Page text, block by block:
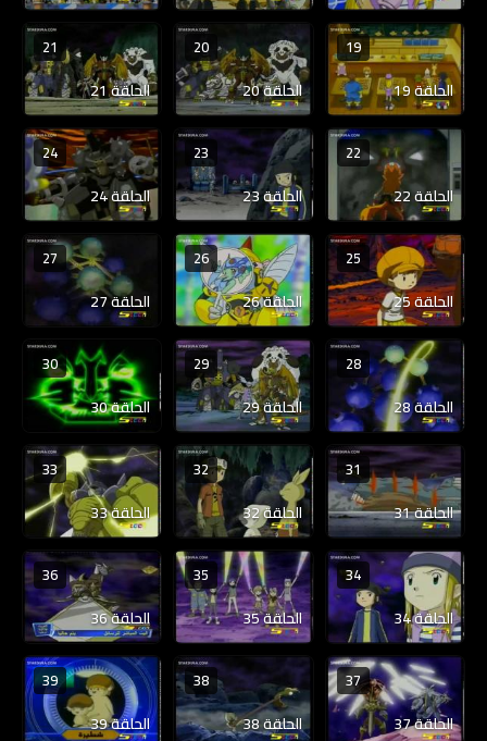
19
الحلقة 19
20
الحلقة 20
21
الحلقة 21
22
الحلقة 22
23
الحلقة 23
24
الحلقة 24
25
الحلقة 25
26
الحلقة 26
27
الحلقة 27
28
الحلقة 28
29
الحلقة 29
30
الحلقة 30
31
الحلقة 31
32
الحلقة 32
33
الحلقة 33
34
الحلقة 34
35
الحلقة 35
36
الحلقة 36
37
الحلقة 37
38
الحلقة 38
39
الحلقة 39